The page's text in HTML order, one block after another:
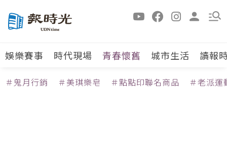
娛樂賽事 時代現場 青春懷舊 城市生活 讀報
＃鬼月行銷 ＃美琪樂皂 ＃點點印聯名商品 ＃老派運